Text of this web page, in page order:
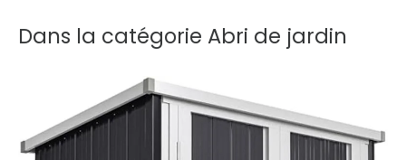
Dans la catégorie Abri de jardin